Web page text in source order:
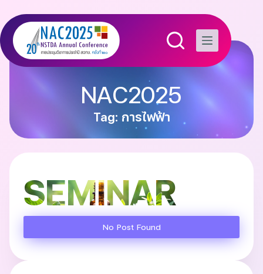
NAC2025
Tag: การไฟฟ้า
SEMINAR
No Post Found